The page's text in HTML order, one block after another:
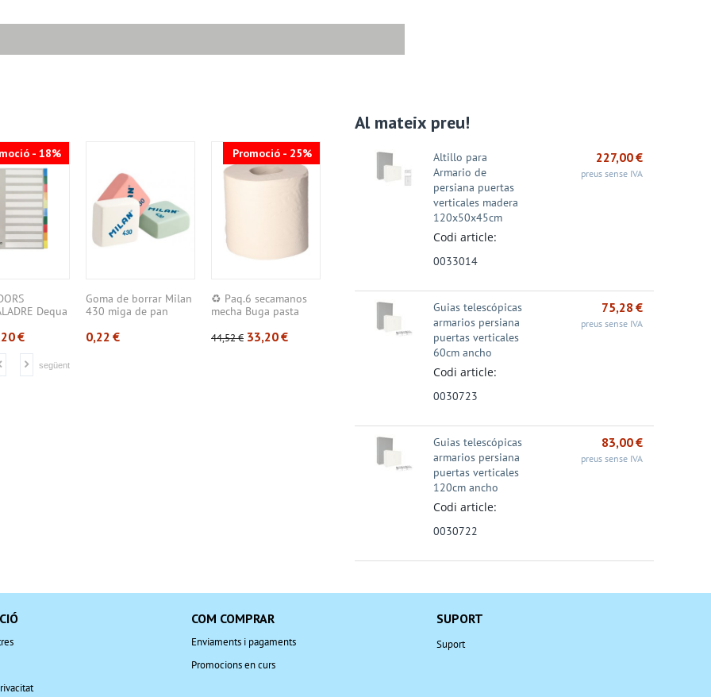
- 18%
Dequa
€
Goma de borrar Milan
430 miga de pan
0,22 €
Promoció - 25%
♻️ Paq.6 secamanos
mecha Buga pasta
44,52€ 33,20€
Promoció - 27%
Arxivador A4 A-Z
Dequa – Amb rado –
€
Promoció - 24%
A-Z Dequa – FOLI –
Llom...
1,39€ 1,05
Promoció - 31%
Edding 3000 - Punta
cò...
següent
Al mateix preu!
Altillo para
Armario de
persiana puertas
verticales madera
120x50x45cm
Codi article:
0033014
227,00€
preus sense IVA
Guias telescópicas
armarios persiana
puertas verticales
60cm ancho
Codi article:
0030723
75,28 €
preus sense IVA
Guias telescópicas
armarios persiana
puertas verticales
120cm ancho
Codi article:
0030722
83,00€
preus sense IVA
COM COMPRAR
Enviaments i pagaments
Promocions en curs
SUPORT
Suport